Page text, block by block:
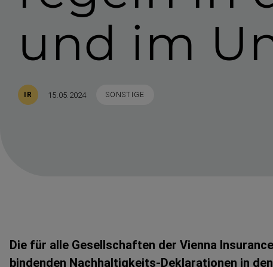
und im
IR Veröffentlicht
15.05.2024 STICHWORTE
SONSTIGE
Die für alle Gesell­schaften der Vienna
bindenden Nachhaltigkeits-​Deklarationen in